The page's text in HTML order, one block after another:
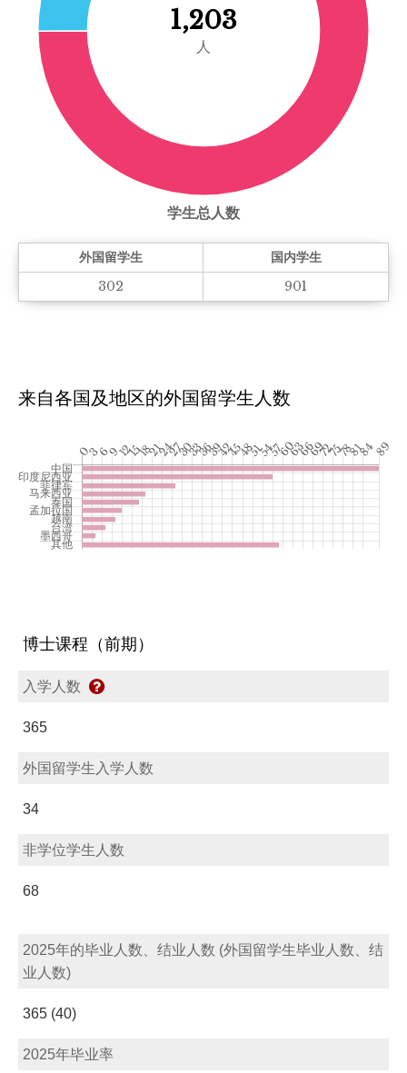
1,203
人
学生总人数
外国留学生
国内学生
302
901
来自各国及地区的外国留学生人数
博士课程（前期）
入学人数
365
外国留学生入学人数
34
非学位学生人数
68
2025年的毕业人数、结业人数 (外国留学生毕业人数、结
业人数)
365 (40)
2025年毕业率